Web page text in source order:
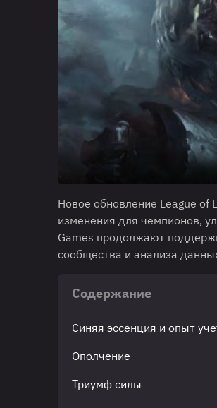
Новое обновление League of
изменения для чемпионов,
Games продолжают
сообщества и анализа
Содержание
Синяя эссенция и опыт
Ополчение
Триумф силы